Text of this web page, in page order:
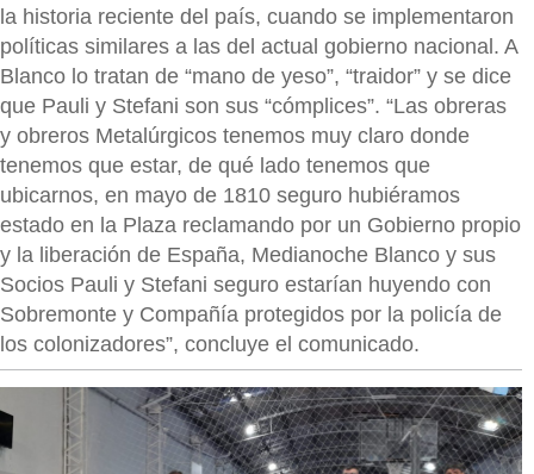
la historia reciente del país, cuando se implementaron
políticas similares a las del actual gobierno nacional. A
Blanco lo tratan de “mano de yeso”, “traidor” y se dice
que Pauli y Stefani son sus “cómplices”. “Las obreras
y obreros Metalúrgicos tenemos muy claro donde
tenemos que estar, de qué lado tenemos que
ubicarnos, en mayo de 1810 seguro hubiéramos
estado en la Plaza reclamando por un Gobierno propio
y la liberación de España, Medianoche Blanco y sus
Socios Pauli y Stefani seguro estarían huyendo con
Sobremonte y Compañía protegidos por la policía de
los colonizadores”, concluye el comunicado.